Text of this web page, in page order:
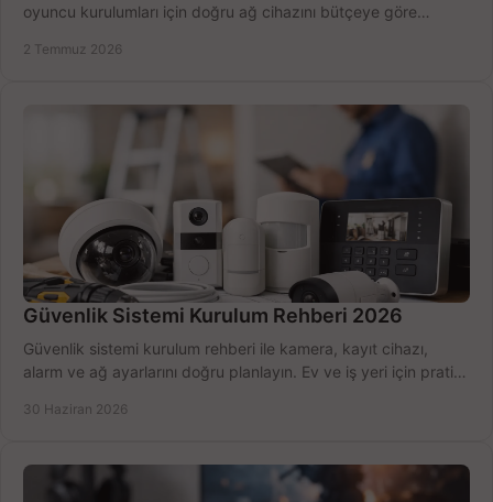
oyuncu kurulumları için doğru ağ cihazını bütçeye göre
2 Temmuz 2026
Güvenlik Sistemi Kurulum Rehberi 2026
Güvenlik sistemi kurulum rehberi ile kamera, kayıt cihazı,
alarm ve ağ ayarlarını doğru planlayın. Ev ve iş yeri için pratik
30 Haziran 2026